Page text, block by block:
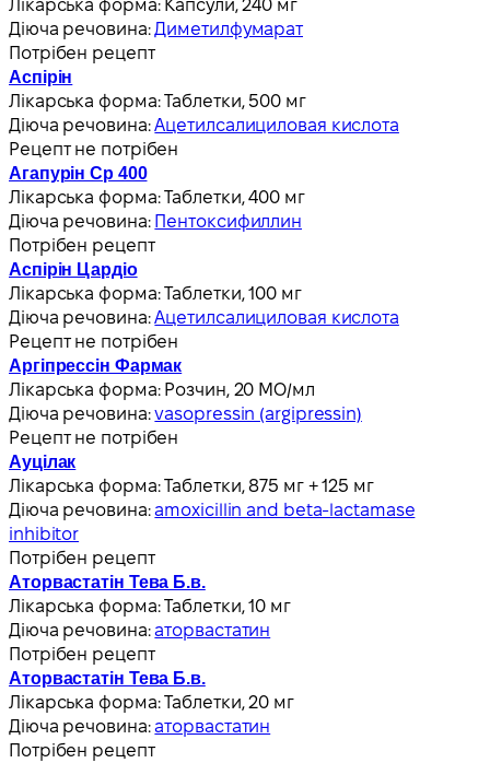
Лікарська форма: Капсули, 240 мг
Діюча речовина:Диметилфумарат
Потрібен рецепт
Аспірін
Лікарська форма:Таблетки, 500 мг
Діюча речовина:Ацетилсалициловая кислота
Рецепт не потрібен
Агапурін Ср 400
Лікарська форма:Таблетки, 400 мг
Діюча речовина: Пентоксифиллин
Потрібен рецепт
Аспірін Цардіо
Лікарська форма:Таблетки, 100 мг
Діюча речовина:Ацетилсалициловая кислота
Рецепт не потрібен
Аргіпрессін Фармак
Лікарська форма: Розчин, 20 МО/мл
Діюча речовина:vasopressin (argipressin)
Рецепт не потрібен
Ауцілак
Лікарська форма:Таблетки, 875 мг + 125 мг
Діюча речовина:amoxicillin and beta-lactamase
inhibitor
Потрібен рецепт
Аторвастатін Тева Б.в.
Лікарська форма:Таблетки, 10 мг
Діюча речовина:аторвастатин
Потрібен рецепт
Аторвастатін Тева Б.в.
Лікарська форма:Таблетки, 20 мг
Діюча речовина:аторвастатин
Потрібен рецепт